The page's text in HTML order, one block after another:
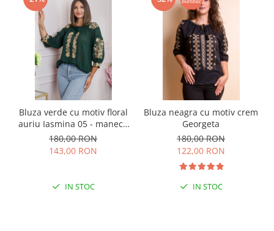
Bluza verde cu motiv floral
auriu Iasmina 05 - maneca
scurta
180,00 RON
143,00 RON
IN STOC
Bluza neagra cu motiv crem
Georgeta
180,00 RON
122,00 RON
IN STOC